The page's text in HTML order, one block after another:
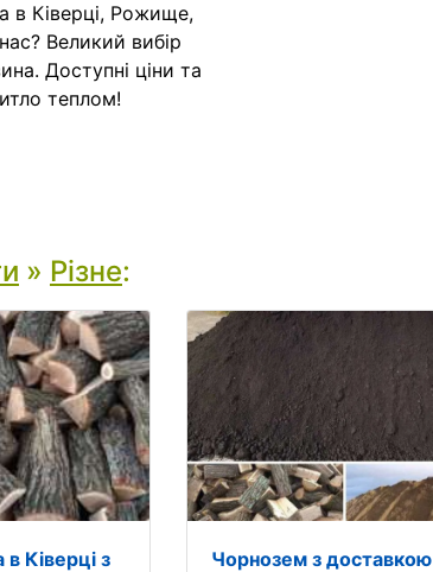
в Ківерці, Рожище,
Великий вибір
Доступні ціни та
теплом!
» Різне:
Ківерці з
Чорнозем з доставкою